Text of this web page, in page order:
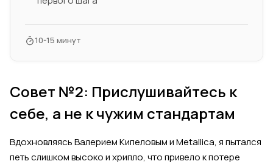
10-15 минут
Совет №2: Прислушивайтесь к
себе, а не к чужим стандартам
Вдохновляясь Валерием Кипеловым и Metallica, я пытался
петь слишком высоко и хрипло, что привело к потере